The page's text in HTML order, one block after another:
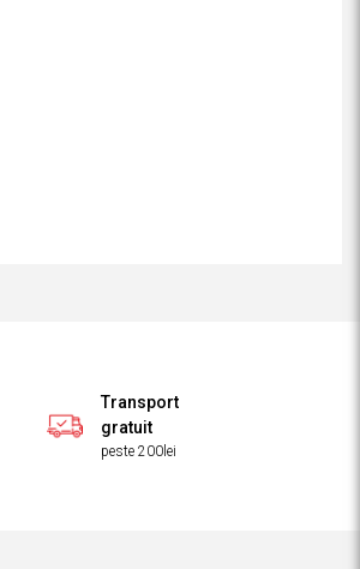
Transport
gratuit
peste 200lei